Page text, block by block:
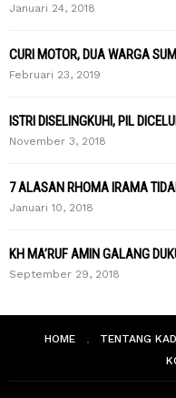
Januari 24, 2018
CURI MOTOR, DUA WARGA
Februari 23, 2019
ISTRI DISELINGKUHI, PIL
November 3, 2018
7 ALASAN RHOMA IRAMA
Januari 10, 2018
KH MA’RUF AMIN GALANG
September 29, 2018
HOME TENTANG